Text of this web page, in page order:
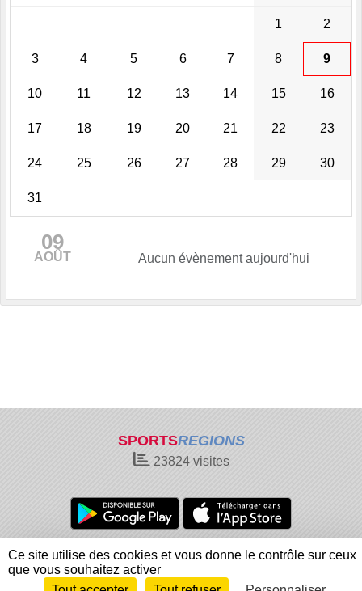
1 2
3 4 5 6 7 8 9
10 11 12 13 14 15 16
17 18 19 20 21 22 23
24 25 26 27 28 29 30
31
09
AOÛT Aucun évènement aujourd'hui
SPORTSREGIONS
23824visites
Charte cookies
Gestion des cookies
Informations légales
Signaler un contenu inapproprié
Ce site utilise des cookies et vous donne le contrôle sur ceux
que vous souhaitez activer